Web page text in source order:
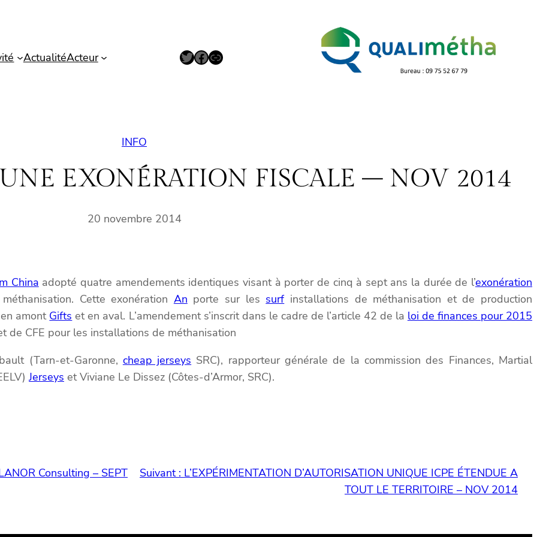
ActualitéActeur Twitter Facebook Lien
INFO
UNE EXONÉRATION FISCALE – NOV 2014
20 novembre 2014
China adopté quatre amendements identiques visant à porter de cinq à sept ans la durée de l’exonération
Cette exonération An porte sur les surfinstallations de méthanisation et de production
amont Gifts et en aval. L’amendement s’inscrit dans le cadre de l’article 42 de la loi de finances pour 2015
de CFE pour les installations de méthanisation
(Tarn-et-Garonne, cheap jerseys SRC), rapporteur générale de la commission des Finances, Martial
Jerseys et Viviane Le Dissez (Côtes-d’Armor, SRC).
Consulting – SEPT
Suivant : L’EXPÉRIMENTATION D’AUTORISATION UNIQUE ICPE ÉTENDUE A
TOUT LE TERRITOIRE – NOV 2014